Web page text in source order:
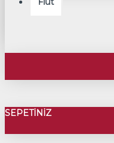
SEPETINIZ